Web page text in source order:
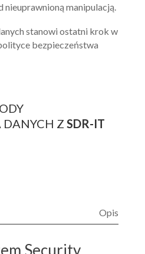
manipulacją.
stanowi ostatni krok w
bezpieczeństwa
Z SDR-IT
Opis
Security